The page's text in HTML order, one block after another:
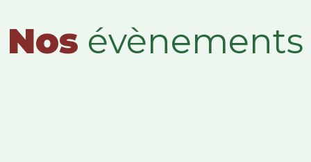
Nos évènements